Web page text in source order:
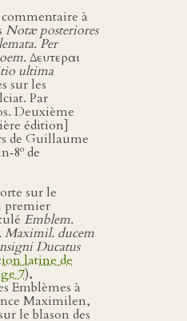
à
Notæ posteriores
Per
Δευτεραι
ultima
sur les
Par
Deuxième
édition]
de Guillaume
o de
sur le
premier
Emblem.
Maximil. ducem
Ducatus
latine de
7),
Emblèmes à
Maximilen,
le blason des